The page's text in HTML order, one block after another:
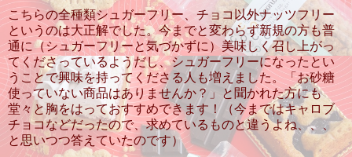
こちらの全種類シュガーフリー、チョコ以外ナッツフリー
というのは大正解でした。今までと変わらず新規の方も普
通に（シュガーフリーと気づかずに）美味しく召し上がっ
てくださっているようだし、シュガーフリーになったとい
うことで興味を持ってくださる人も増えました。「お砂糖
使っていない商品はありませんか？」と聞かれた方にも
堂々と胸をはっておすすめできます！（今まではキャロブ
チョコなどだったので、求めているものと違うよね、、、
と思いつつ答えていたのです）